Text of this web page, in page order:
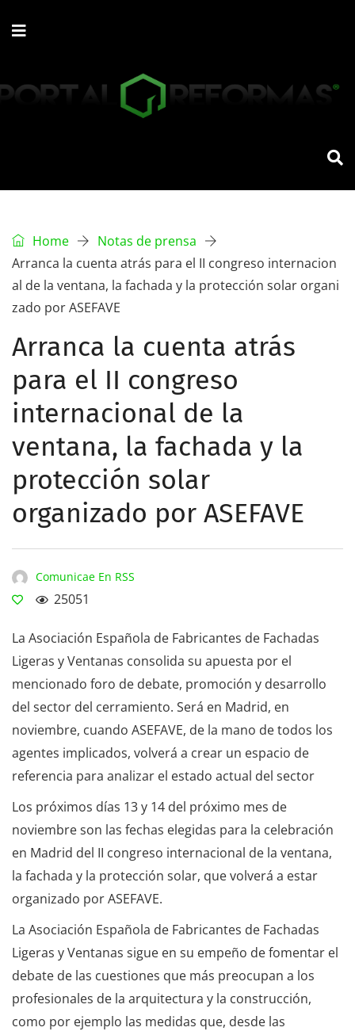
Home
Notas de prensa
Arranca la cuenta atrás para el II congreso internacion
al de la ventana, la fachada y la protección solar organi
zado por ASEFAVE
Arranca la cuenta atrás
para el II congreso
internacional de la
ventana, la fachada y la
protección solar
organizado por ASEFAVE
Comunicae En RSS
25051
La Asociación Española de Fabricantes de Fachadas
Ligeras y Ventanas consolida su apuesta por el
mencionado foro de debate, promoción y desarrollo
del sector del cerramiento. Será en Madrid, en
noviembre, cuando ASEFAVE, de la mano de todos los
agentes implicados, volverá a crear un espacio de
referencia para analizar el estado actual del sector
Los próximos días 13 y 14 del próximo mes de
noviembre son las fechas elegidas para la celebración
en Madrid del II congreso internacional de la ventana,
la fachada y la protección solar, que volverá a estar
organizado por ASEFAVE.
La Asociación Española de Fabricantes de Fachadas
Ligeras y Ventanas sigue en su empeño de fomentar el
debate de las cuestiones que más preocupan a los
profesionales de la arquitectura y la construcción,
como por ejemplo las medidas que, desde las